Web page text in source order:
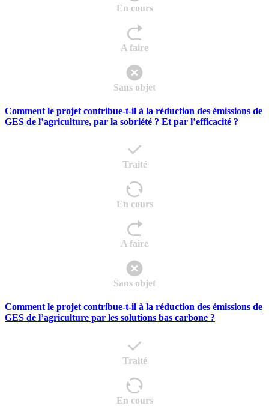
En cours
A faire
Sans objet
Comment le projet contribue-t-il à la réduction des émissions de
GES de l’agriculture, par la sobriété ? Et par l’efficacité ?
Traité
En cours
A faire
Sans objet
Comment le projet contribue-t-il à la réduction des émissions de
GES de l’agriculture par les solutions bas carbone ?
Traité
En cours